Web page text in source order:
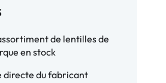
de lentilles de
en stock
directe du fabricant